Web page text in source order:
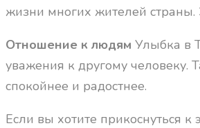
жизни многих жителей
Отношение к людям Улыбка в
уважения к другому человеку.
спокойнее и радостнее.
Если вы хотите прикоснуться